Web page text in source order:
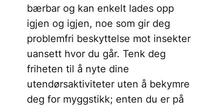
bærbar og kan enkelt lades opp
igjen og igjen, noe som gir deg
problemfri beskyttelse mot insekter
uansett hvor du går. Tenk deg
friheten til å nyte dine
utendørsaktiviteter uten å bekymre
deg for myggstikk; enten du er på